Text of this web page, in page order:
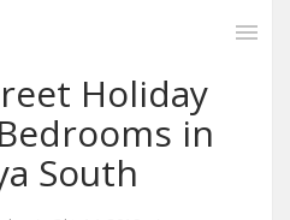
Holiday
in
South